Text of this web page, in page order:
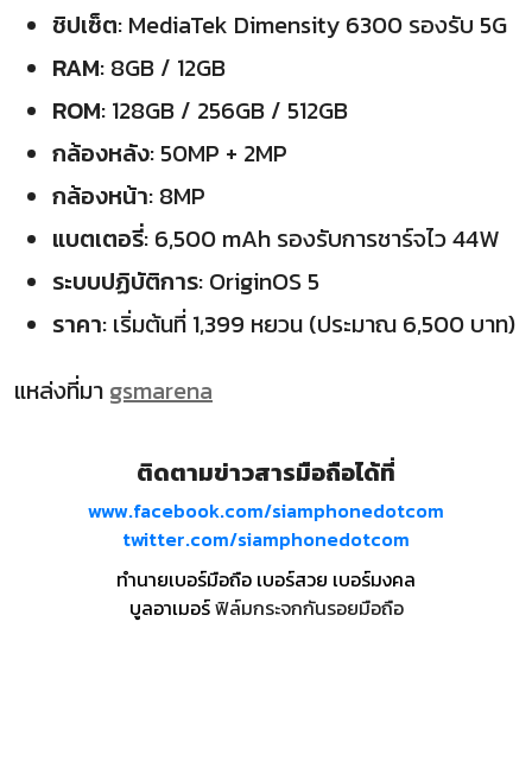
ชิปเซ็ต: MediaTek Dimensity 6300 รองรับ 5G
RAM: 8GB / 12GB
ROM: 128GB / 256GB / 512GB
กล้องหลัง: 50MP + 2MP
กล้องหน้า: 8MP
แบตเตอรี่: 6,500 mAh รองรับการชาร์จไว 44W
ระบบปฏิบัติการ: OriginOS 5
ราคา: เริ่มต้นที่ 1,399 หยวน (ประมาณ 6,500 บาท)
แหล่งที่มา gsmarena
ติดตามข่าวสารมือถือได้ที่
www.facebook.com/siamphonedotcom
twitter.com/siamphonedotcom
ทำนายเบอร์มือถือ เบอร์สวย เบอร์มงคล
บูลอาเมอร์ฟิล์มกระจกกันรอยมือถือ